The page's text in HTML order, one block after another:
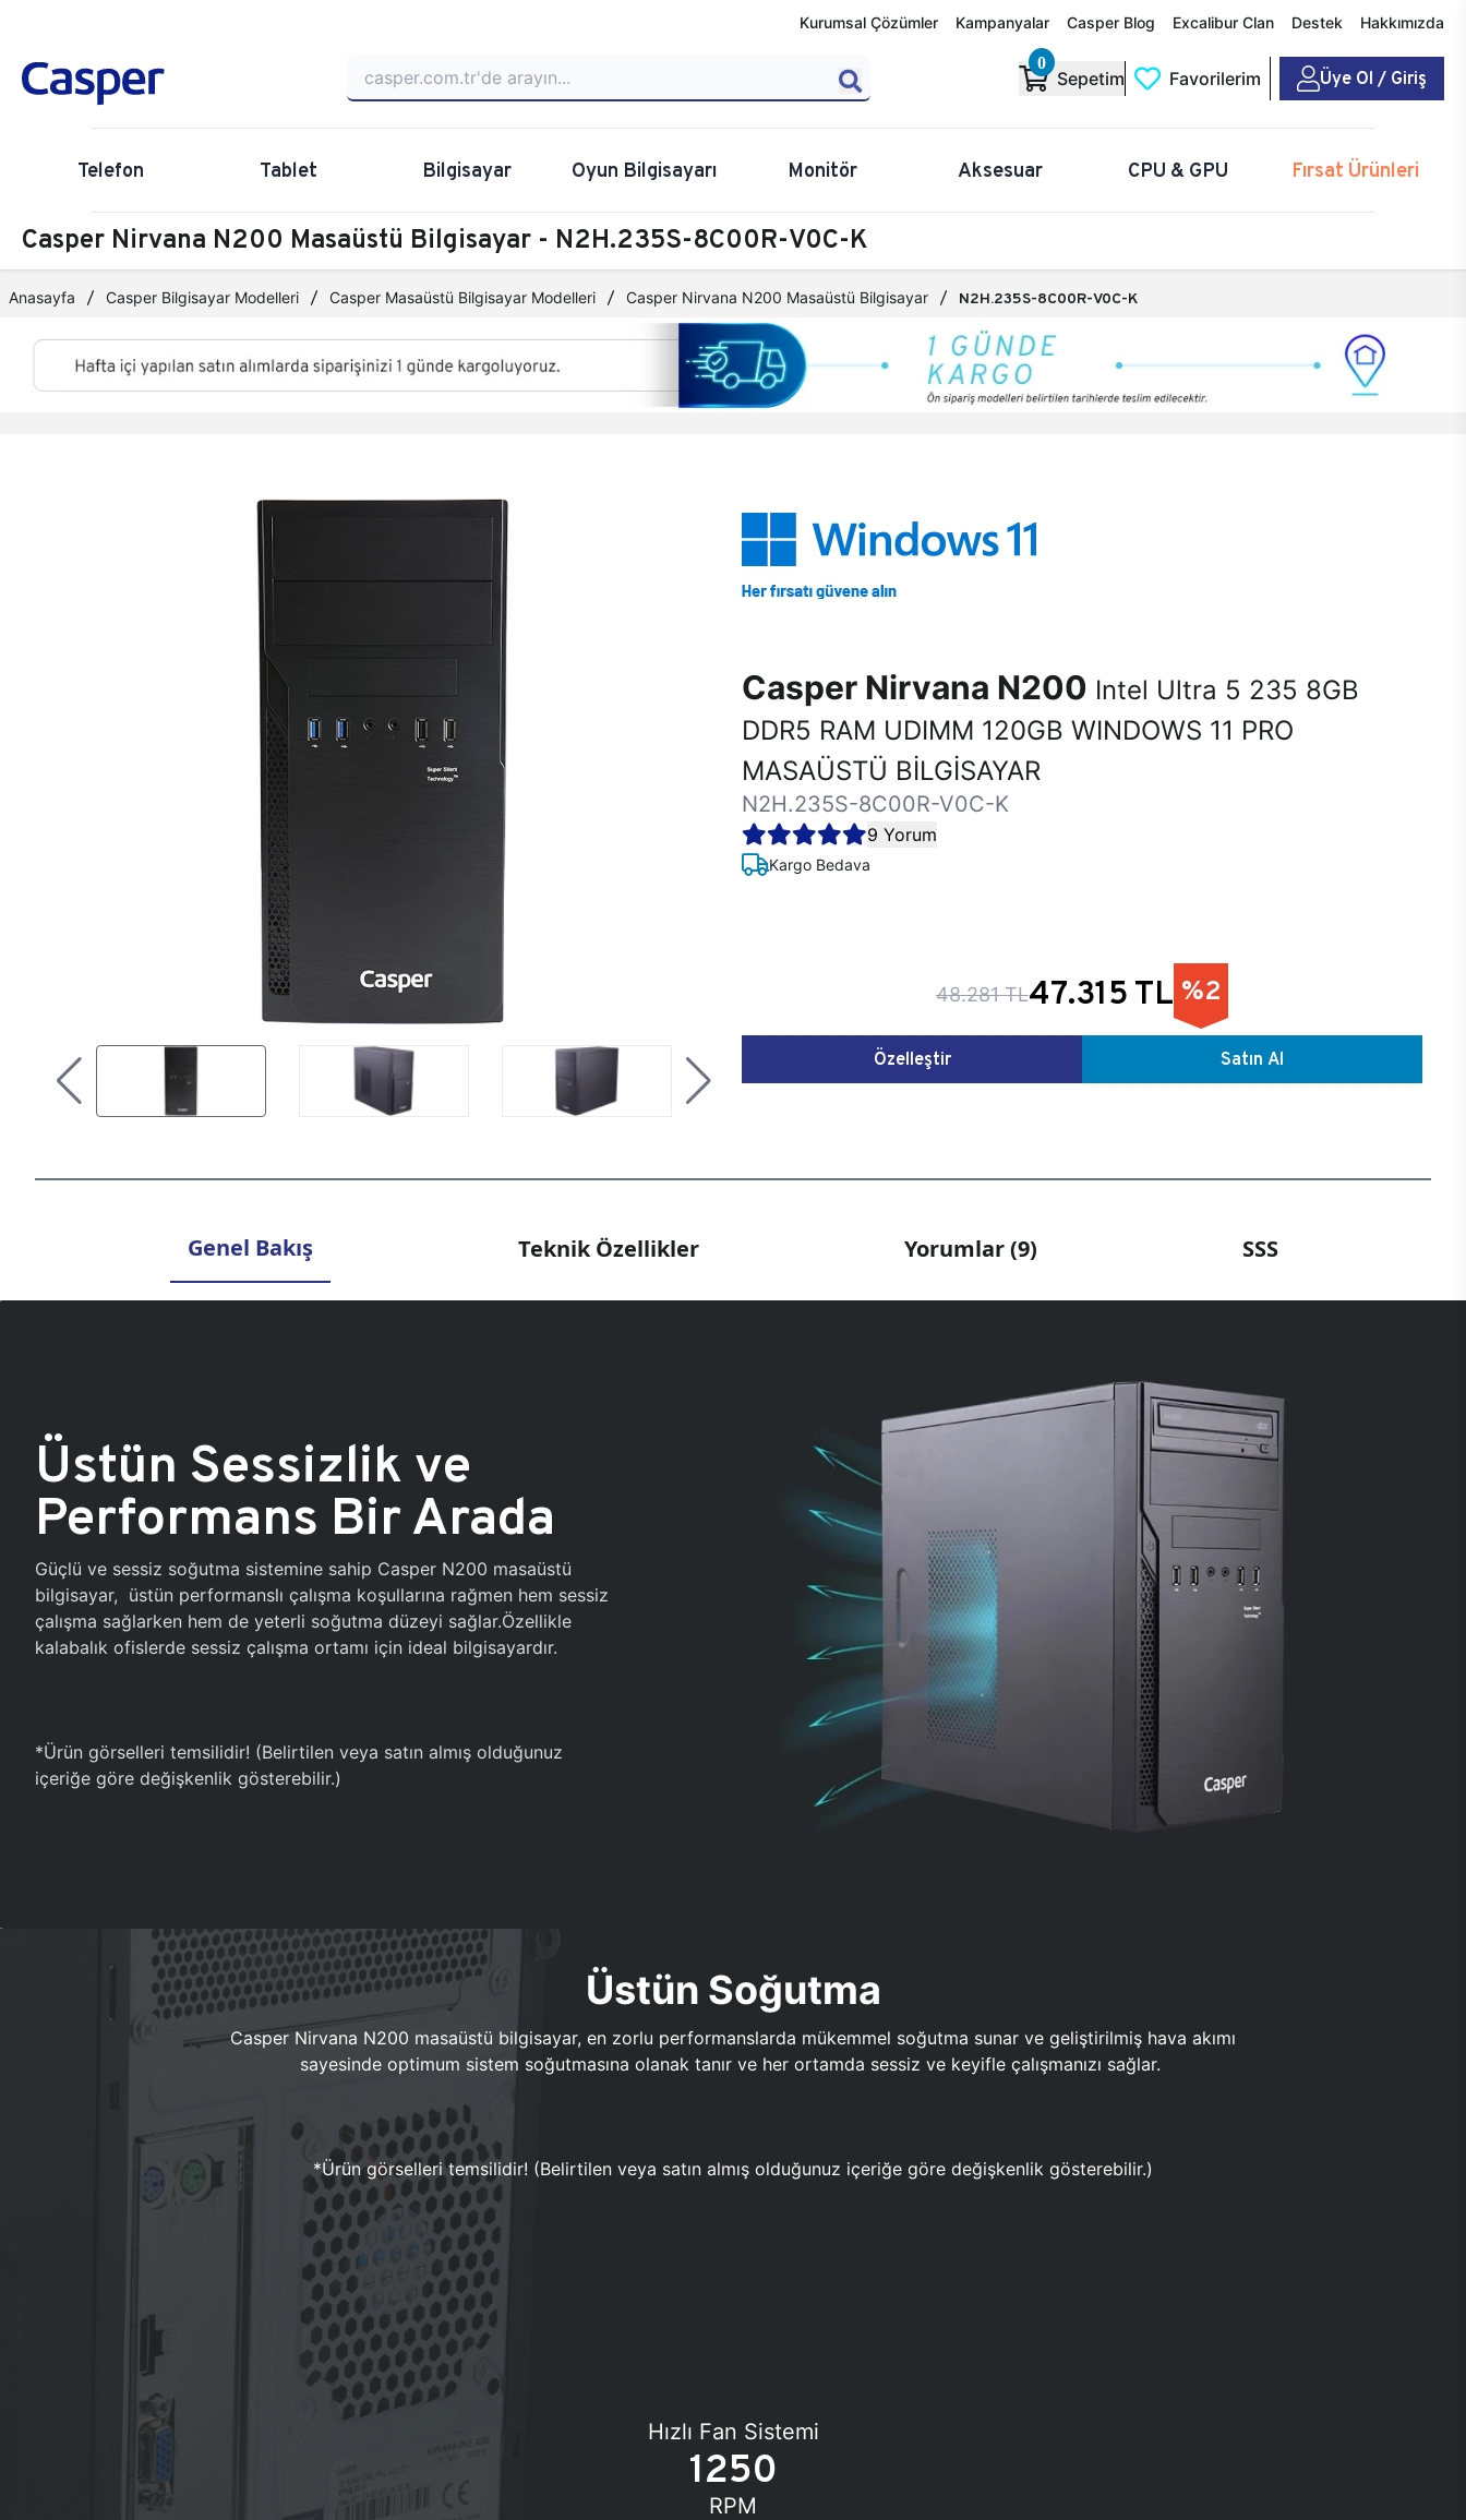
Kurumsal Çözümler Kampanyalar Casper Blog Excalibur Clan Destek Hakkımızda
0
Sepetim Favorilerim Üye Ol / Giriş
Telefon Tablet Bilgisayar Oyun Bilgisayarı Monitör Aksesuar CPU & GPU Fırsat Ürünleri
Casper Nirvana N200 Masaüstü Bilgisayar - N2H.235S-8C00R-V0C-K
Anasayfa Casper Bilgisayar Modelleri Casper Masaüstü Bilgisayar Modelleri Casper Nirvana N200 Masaüstü Bilgisayar N2H.235S-8C00R-V0C-K
Casper Nirvana N200 Intel Ultra 5 235 8GB
DDR5 RAM UDIMM 120GB WINDOWS 11 PRO
MASAÜSTÜ BİLGİSAYAR
N2H.235S-8C00R-V0C-K
9 Yorum
Kargo Bedava
48.281 TL47.315 TL %2
Özelleştir Satın Al
Genel Bakış Teknik Özellikler Yorumlar (9) SSS
Üstün Sessizlik ve
Performans Bir Arada
Güçlü ve sessiz soğutma sistemine sahip Casper N200 masaüstü
bilgisayar, üstün performanslı çalışma koşullarına rağmen hem sessiz
çalışma sağlarken hem de yeterli soğutma düzeyi sağlar.Özellikle
kalabalık ofislerde sessiz çalışma ortamı için ideal bilgisayardır.
*Ürün görselleri temsilidir! (Belirtilen veya satın almış olduğunuz
içeriğe göre değişkenlik gösterebilir.)
Üstün Soğutma
Casper Nirvana N200 masaüstü bilgisayar, en zorlu performanslarda mükemmel soğutma sunar ve geliştirilmiş hava akımı
sayesinde optimum sistem soğutmasına olanak tanır ve her ortamda sessiz ve keyifle çalışmanızı sağlar.
*Ürün görselleri temsilidir! (Belirtilen veya satın almış olduğunuz içeriğe göre değişkenlik gösterebilir.)
Hızlı Fan Sistemi
1250
RPM